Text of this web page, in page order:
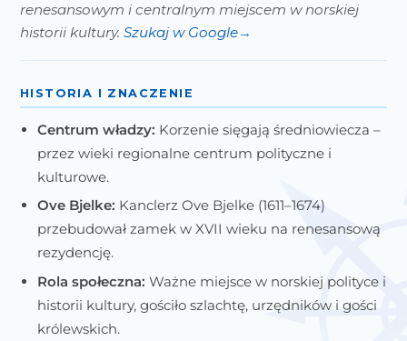
renesansowym i centralnym miejscem w norskiej
historii kultury. Szukaj w Google
HISTORIA I ZNACZENIE
Centrum władzy: Korzenie sięgają średniowiecza –
przez wieki regionalne centrum polityczne i
kulturowe.
Ove Bjelke: Kanclerz Ove Bjelke (1611–1674)
przebudował zamek w XVII wieku na renesansową
rezydencję.
Rola społeczna: Ważne miejsce w norskiej polityce i
historii kultury, gościło szlachtę, urzędników i gości
królewskich.